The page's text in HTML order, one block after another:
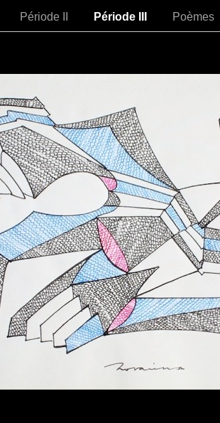
Période II Période III Poèmes